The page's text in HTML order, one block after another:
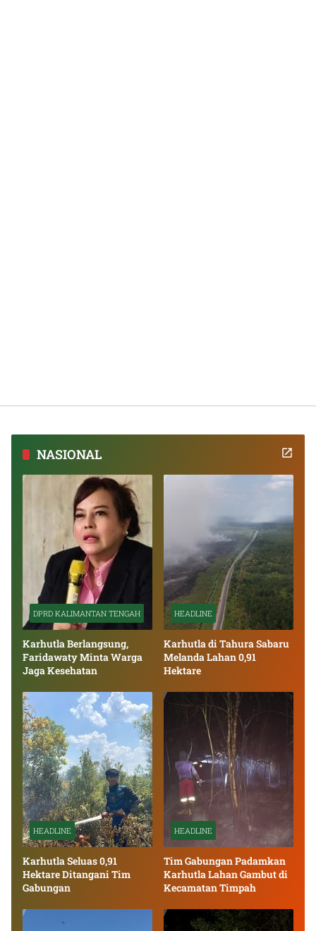
NASIONAL
DPRD KALIMANTAN TENGAH
Karhutla Berlangsung,
Faridawaty Minta Warga
Jaga Kesehatan
HEADLINE
Karhutla di Tahura Sabaru
Melanda Lahan 0,91
Hektare
HEADLINE
Karhutla Seluas 0,91
Hektare Ditangani Tim
Gabungan
HEADLINE
Tim Gabungan Padamkan
Karhutla Lahan Gambut di
Kecamatan Timpah